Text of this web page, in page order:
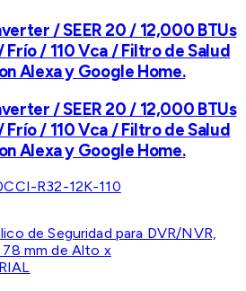
/ SEER 20 / 12,000 BTUs
Frío / 110 Vca / Filtro de Salud
Alexa y Google Home.
/ SEER 20 / 12,000 BTUs
Frío / 110 Vca / Filtro de Salud
Alexa y Google Home.
CCI-R32-12K-110